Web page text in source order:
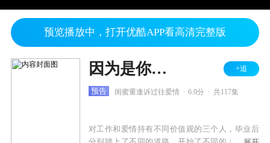
预览播放中，打开优酷APP看高清完整版
因为是你才喜欢 +追
预告 闺蜜重逢诉过往爱情 6.0分 共117集
对工作和爱情持有不同价值观的三个人，毕业后